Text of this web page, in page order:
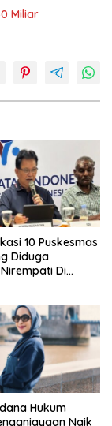
Miliar
10 Puskesmas
Diduga
Di
Hukum
Naik